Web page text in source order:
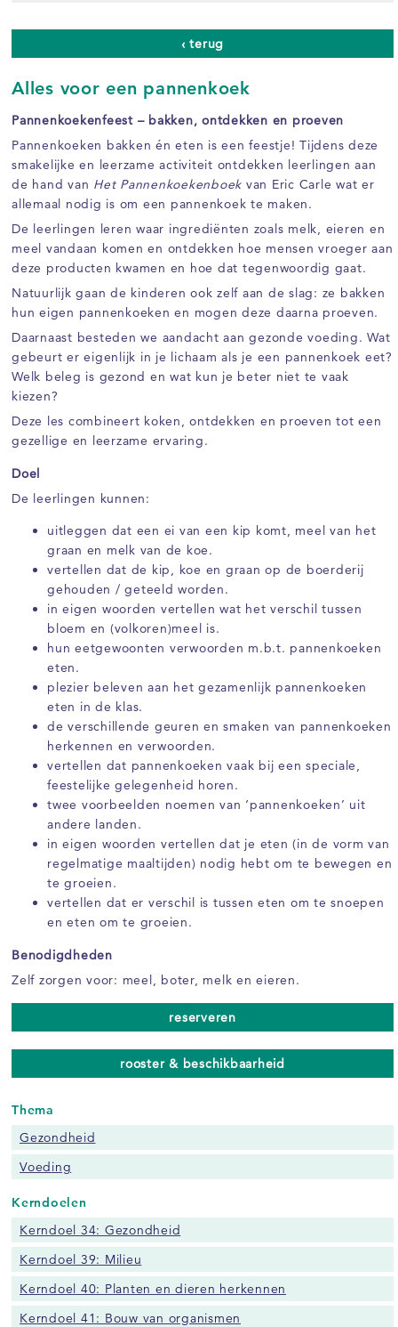
‹ terug
Alles voor een pannenkoek
Pannenkoekenfeest – bakken, ontdekken en proeven
Pannenkoeken bakken én eten is een feestje! Tijdens deze
smakelijke en leerzame activiteit ontdekken leerlingen aan
de hand van Het Pannenkoekenboek van Eric Carle wat er
allemaal nodig is om een pannenkoek te maken.
De leerlingen leren waar ingrediënten zoals melk, eieren en
meel vandaan komen en ontdekken hoe mensen vroeger aan
deze producten kwamen en hoe dat tegenwoordig gaat.
Natuurlijk gaan de kinderen ook zelf aan de slag: ze bakken
hun eigen pannenkoeken en mogen deze daarna proeven.
Daarnaast besteden we aandacht aan gezonde voeding. Wat
gebeurt er eigenlijk in je lichaam als je een pannenkoek eet?
Welk beleg is gezond en wat kun je beter niet te vaak
kiezen?
Deze les combineert koken, ontdekken en proeven tot een
gezellige en leerzame ervaring.
Doel
De leerlingen kunnen:
uitleggen dat een ei van een kip komt, meel van het
graan en melk van de koe.
vertellen dat de kip, koe en graan op de boerderij
gehouden / geteeld worden.
in eigen woorden vertellen wat het verschil tussen
bloem en (volkoren)meel is.
hun eetgewoonten verwoorden m.b.t. pannenkoeken
eten.
plezier beleven aan het gezamenlijk pannenkoeken
eten in de klas.
de verschillende geuren en smaken van pannenkoeken
herkennen en verwoorden.
vertellen dat pannenkoeken vaak bij een speciale,
feestelijke gelegenheid horen.
twee voorbeelden noemen van ‘pannenkoeken’ uit
andere landen.
in eigen woorden vertellen dat je eten (in de vorm van
regelmatige maaltijden) nodig hebt om te bewegen en
te groeien.
vertellen dat er verschil is tussen eten om te snoepen
en eten om te groeien.
Benodigdheden
Zelf zorgen voor: meel, boter, melk en eieren.
reserveren
rooster & beschikbaarheid
Thema
Gezondheid
Voeding
Kerndoelen
Kerndoel 34: Gezondheid
Kerndoel 39: Milieu
Kerndoel 40: Planten en dieren herkennen
Kerndoel 41: Bouw van organismen